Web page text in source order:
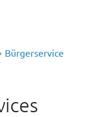
Bürgerservice